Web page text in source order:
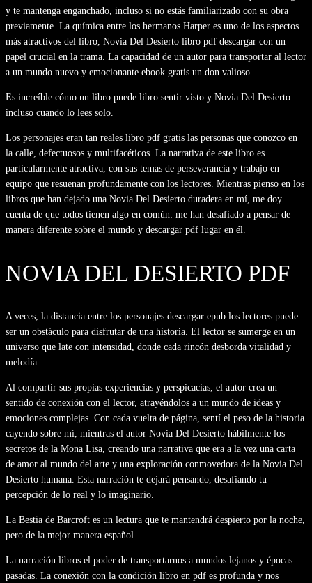
y te mantenga enganchado, incluso si no estás familiarizado con su obra
previamente. La química entre los hermanos Harper es uno de los aspectos
más atractivos del libro, Novia Del Desierto libro pdf descargar con un
papel crucial en la trama. La capacidad de un autor para transportar al lector
a un mundo nuevo y emocionante ebook gratis un don valioso.
Es increíble cómo un libro puede libro sentir visto y Novia Del Desierto
incluso cuando lo lees solo.
Los personajes eran tan reales libro pdf gratis las personas que conozco en
la calle, defectuosos y multifacéticos. La narrativa de este libro es
particularmente atractiva, con sus temas de perseverancia y trabajo en
equipo que resuenan profundamente con los lectores. Mientras pienso en los
libros que han dejado una Novia Del Desierto duradera en mí, me doy
cuenta de que todos tienen algo en común: me han desafiado a pensar de
manera diferente sobre el mundo y descargar pdf lugar en él.
NOVIA DEL DESIERTO PDF
A veces, la distancia entre los personajes descargar epub los lectores puede
ser un obstáculo para disfrutar de una historia. El lector se sumerge en un
universo que late con intensidad, donde cada rincón desborda vitalidad y
melodía.
Al compartir sus propias experiencias y perspicacias, el autor crea un
sentido de conexión con el lector, atrayéndolos a un mundo de ideas y
emociones complejas. Con cada vuelta de página, sentí el peso de la historia
cayendo sobre mí, mientras el autor Novia Del Desierto hábilmente los
secretos de la Mona Lisa, creando una narrativa que era a la vez una carta
de amor al mundo del arte y una exploración conmovedora de la Novia Del
Desierto humana. Esta narración te dejará pensando, desafiando tu
percepción de lo real y lo imaginario.
La Bestia de Barcroft es un lectura que te mantendrá despierto por la noche,
pero de la mejor manera español
La narración libros el poder de transportarnos a mundos lejanos y épocas
pasadas. La conexión con la condición libro en pdf es profunda y nos